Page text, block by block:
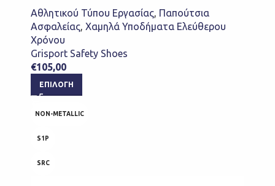
Αθλητικού Τύπου Εργασίας, Παπούτσια
Ασφαλείας, Χαμηλά Υποδήματα Ελεύθερου
Χρόνου
Grisport Safety Shoes
€105,00
ΕΠΙΛΟΓΉ
NON-METALLIC
S1P
SRC